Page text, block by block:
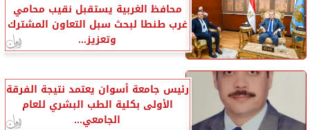
محافظ الغربية يستقبل نقيب محامي
غرب طنطا لبحث سبل التعاون المشترك
وتعزيز...
رئيس جامعة أسوان يعتمد نتيجة الفرقة
الأولى بكلية الطب البشري للعام
الجامعي...